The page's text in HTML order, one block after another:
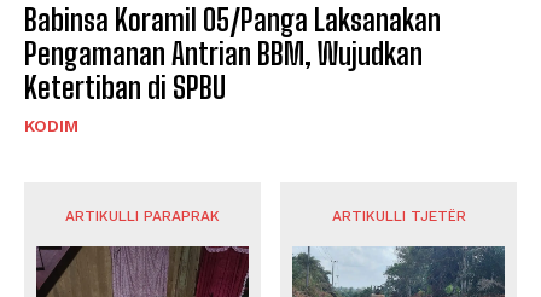
Babinsa Koramil 05/Panga Laksanakan
Pengamanan Antrian BBM, Wujudkan
Ketertiban di SPBU
KODIM
ARTIKULLI PARAPRAK ARTIKULLI TJETËR